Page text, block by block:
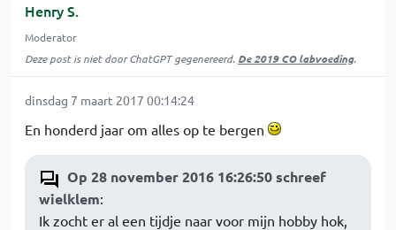
Henry S.
Moderator
Deze post is niet door ChatGPT gegenereerd. De 2019 CO labvoeding.
dinsdag 7 maart 2017 00:14:24
En honderd jaar om alles op te bergen
Op 28 november 2016 16:26:50 schreef
wielklem:
Ik zocht er al een tijdje naar voor mijn hobby hok,